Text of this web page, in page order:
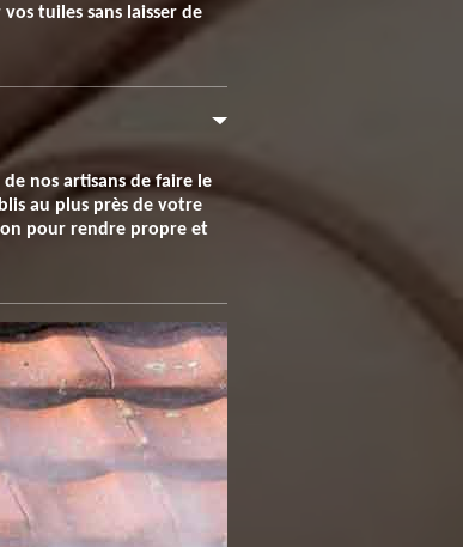
tuiles sans laisser de
nos artisans de faire le
au plus près de votre
pour rendre propre et